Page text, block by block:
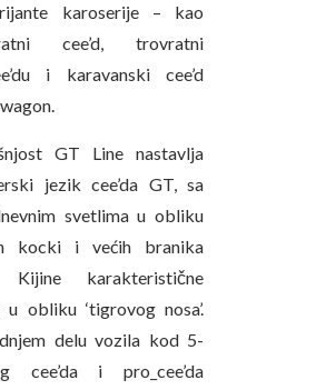
karoserije – kao
cee’d, trovratni
i karavanski cee’d
GT Line nastavlja
jezik cee’da GT, sa
svetlima u obliku
kocki i većih branika
Kijine karakteristične
u obliku ‘tigrovog nosa’.
delu vozila kod 5-
cee’da i pro_cee’da